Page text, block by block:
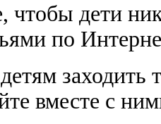
чтобы дети
по
заходить
вместе с